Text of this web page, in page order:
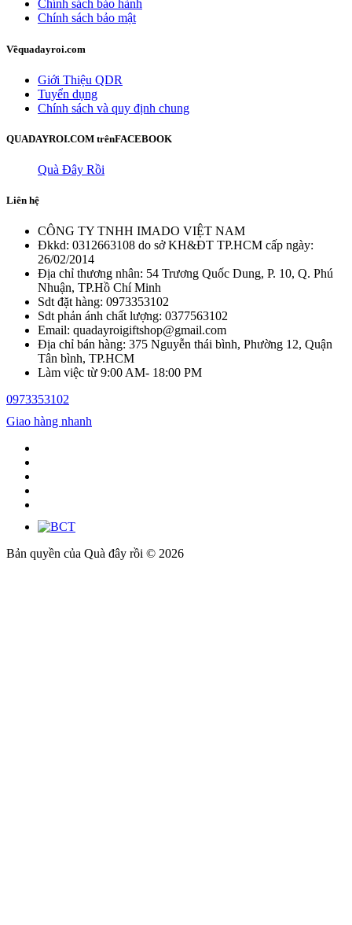
Chính sách bảo hành
Chính sách bảo mật
Vềquadayroi.com
Giới Thiệu QDR
Tuyển dụng
Chính sách và quy định chung
QUADAYROI.COM trênFACEBOOK
Quà Đây Rồi
Liên hệ
CÔNG TY TNHH IMADO VIỆT NAM
Đkkd: 0312663108 do sở KH&ĐT TP.HCM cấp ngày:
26/02/2014
Địa chỉ thương nhân: 54 Trương Quốc Dung, P. 10, Q. Phú
Nhuận, TP.Hồ Chí Minh
Sdt đặt hàng: 0973353102
Sdt phản ánh chất lượng: 0377563102
Email: quadayroigiftshop@gmail.com
Địa chỉ bán hàng: 375 Nguyễn thái bình, Phường 12, Quận
Tân bình, TP.HCM
Làm việc từ 9:00 AM- 18:00 PM
0973353102
Giao hàng nhanh
Bản quyền của Quà đây rồi © 2026